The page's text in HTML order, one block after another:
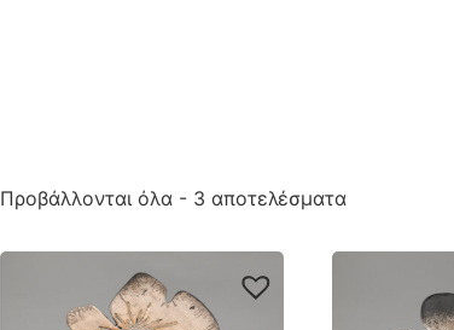
Προβάλλονται όλα - 3 αποτελέσματα